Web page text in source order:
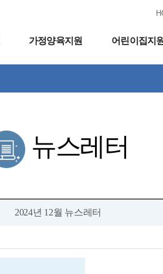
가정양육지원 어린이집지원
뉴스레터
2024년 12월 뉴스레터